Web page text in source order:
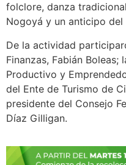
folclore, danza
Nogoyá y un anticipo del
De la actividad
Finanzas, Fabián
Productivo y
del Ente de Turismo de
presidente del Consejo
Díaz Gilligan.